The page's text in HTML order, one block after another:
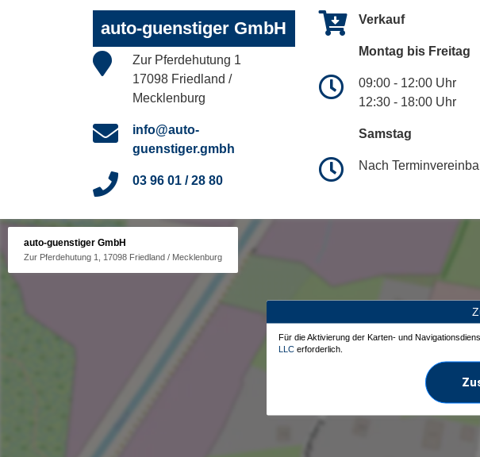
auto-guenstiger GmbH
Zur Pferdehutung 1
17098 Friedland /
Mecklenburg
info@auto-
guenstiger.gmbh
03 96 01 / 28 80
Verkauf
Montag bis Freitag
09:00 - 12:00 Uhr
12:30 - 18:00 Uhr
Samstag
Nach
auto-guenstiger GmbH
Zur Pferdehutung 1, 17098 Friedland / Mecklenburg
Für die Aktivierung der Karten- und
LLC erforderlich.